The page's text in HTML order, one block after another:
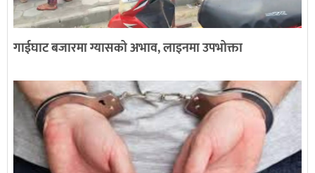
गाईघाट बजारमा ग्यासको अभाव, लाइनमा उपभोक्ता